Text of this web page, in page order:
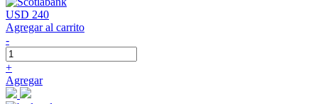
USD 240
Agregar al carrito
-
+
Agregar